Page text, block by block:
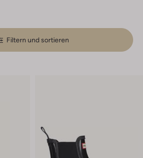
Filtern und sortieren